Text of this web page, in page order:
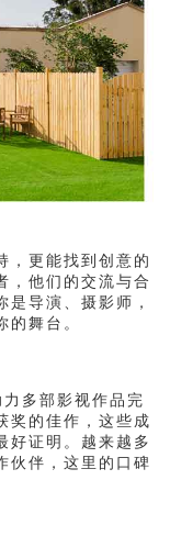
，更能找到创意的
，他们的交流与合
导演、摄影师，
舞台。
多部影视作品完
奖的佳作，这些成
好证明。越来越多
伙伴，这里的口碑